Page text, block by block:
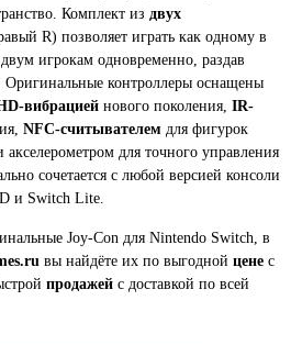
Комплект из двух
R) позволяет играть как одному в
игрокам одновременно, раздав
контроллеры оснащены
вибрацией нового поколения, IR-
NFC-считывателем для фигурок
для точного управления
сочетается с любой версией консоли
и Switch Lite.
Joy-Con для Nintendo Switch, в
вы найдёте их по выгодной цене с
продажей с доставкой по всей